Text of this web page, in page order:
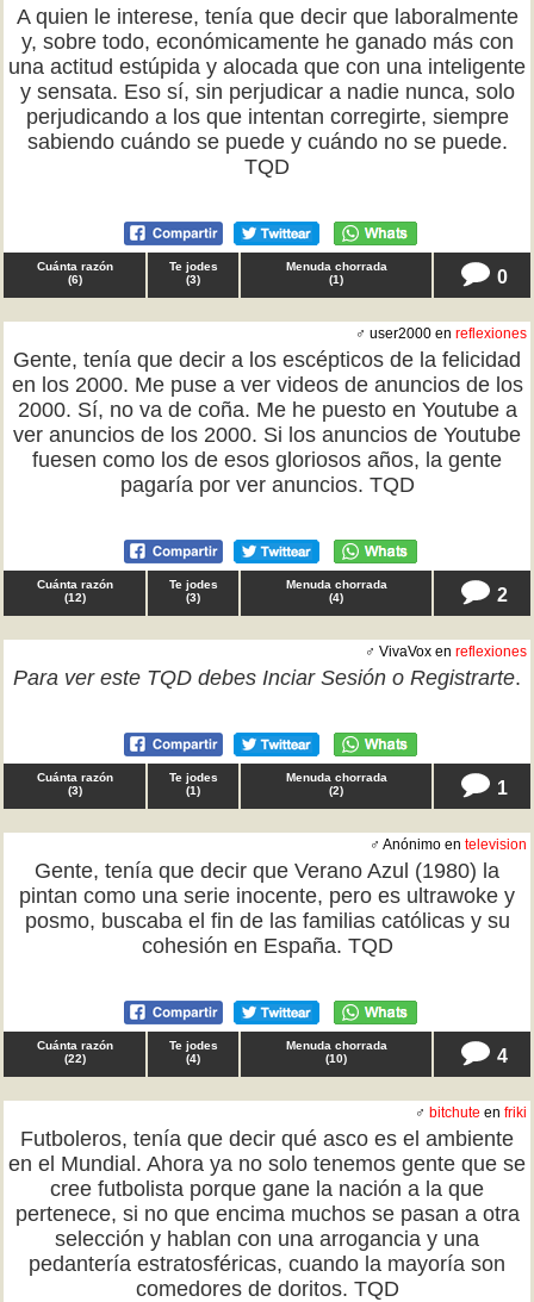
A quien le interese, tenía que decir que laboralmente
y, sobre todo, económicamente he ganado más con
una actitud estúpida y alocada que con una inteligente
y sensata. Eso sí, sin perjudicar a nadie nunca, solo
perjudicando a los que intentan corregirte, siempre
sabiendo cuándo se puede y cuándo no se puede.
TQD
Cuánta razón
(6)
Te jodes
(3)
Menuda chorrada
(1) 0
♂ user2000 en reflexiones
Gente, tenía que decir a los escépticos de la felicidad
en los 2000. Me puse a ver videos de anuncios de los
2000. Sí, no va de coña. Me he puesto en Youtube a
ver anuncios de los 2000. Si los anuncios de Youtube
fuesen como los de esos gloriosos años, la gente
pagaría por ver anuncios. TQD
Cuánta razón
(12)
Te jodes
(3)
Menuda chorrada
(4) 2
♂ VivaVox en reflexiones
Para ver este TQD debes Inciar Sesión o Registrarte.
Cuánta razón
(3)
Te jodes
(1)
Menuda chorrada
(2) 1
♂ Anónimo en television
Gente, tenía que decir que Verano Azul (1980) la
pintan como una serie inocente, pero es ultrawoke y
posmo, buscaba el fin de las familias católicas y su
cohesión en España. TQD
Cuánta razón
(22)
Te jodes
(4)
Menuda chorrada
(10) 4
♂ bitchute en friki
Futboleros, tenía que decir qué asco es el ambiente
en el Mundial. Ahora ya no solo tenemos gente que se
cree futbolista porque gane la nación a la que
pertenece, si no que encima muchos se pasan a otra
selección y hablan con una arrogancia y una
pedantería estratosféricas, cuando la mayoría son
comedores de doritos. TQD